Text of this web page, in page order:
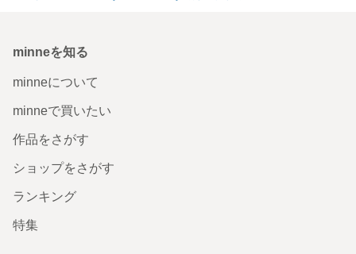
minneを知る
minneについて
minneで買いたい
作品をさがす
ショップをさがす
ランキング
特集